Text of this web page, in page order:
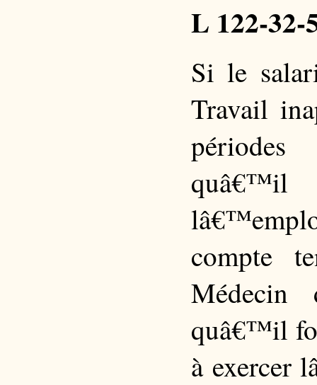
L 122-32-
Si le
Travail
quâ€™il
compte
quâ€™il
à exercer